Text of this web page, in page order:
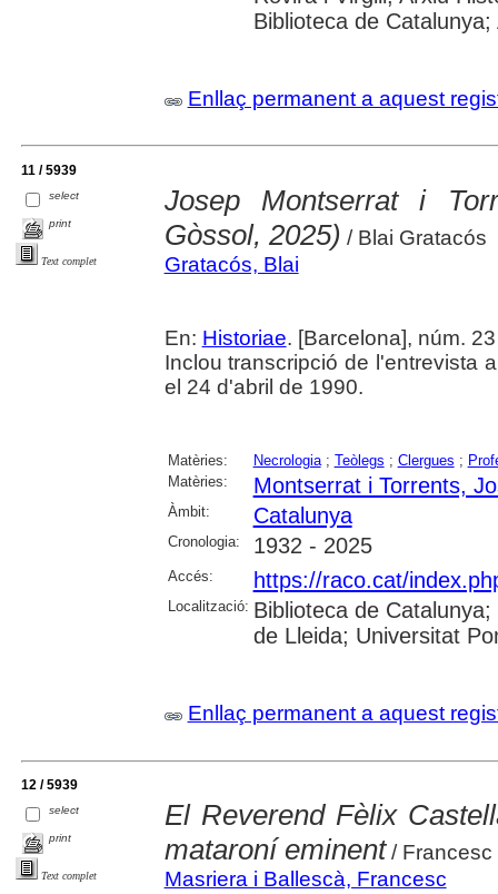
Biblioteca de
Enllaç permanent a aquest
11 / 5939
select
print
Text complet
Josep Montserrat i
Gòssol, 2025) / Blai Gratacós
Gratacós, Blai
En: Historiae. [Barcelona], núm.
Inclou transcripció de l'entrevista
el 24 d'abril de 1990.
Matèries: Necrologia; Teòlegs ; Clergues ;
Matèries:
Montserrat i Torrents,
Àmbit: Catalunya
Cronologia: 1932 - 2025
Accés: https://raco.cat/
Localització: Biblioteca de
de Lleida; Universitat
Enllaç permanent a aquest
12 / 5939
select
print
Text complet
El Reverend Fèlix
mataroní eminent/ Francesc
Masriera i Ballescà, Francesc